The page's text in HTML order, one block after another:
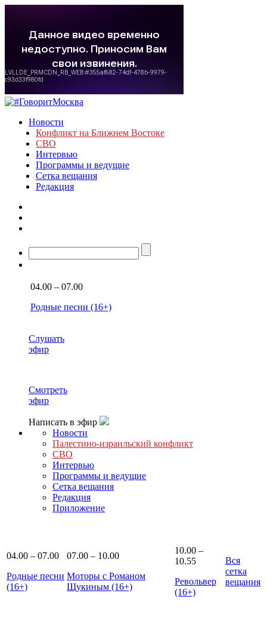
Новости
Конфликт на Ближнем Востоке
СВО
Интервью
Программы и ведущие
Сетка вещания
Редакция
04.00 – 07.00
Родные песни (16+)
Слушать
эфир
Смотреть
эфир
Написать в эфир
Новости
Палестино-израильский конфликт
СВО
Интервью
Программы и ведущие
Сетка вещания
Редакция
Приложение
04.00 – 07.00
Родные песни
(16+)
07.00 – 10.00
Моторы с Романом
Щукиным (16+)
10.00 –
10.55
Револьвер
(16+)
Вся
сетка
вещания